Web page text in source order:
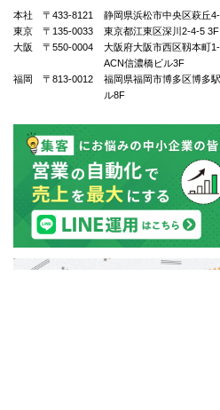
本社 〒433-8121
静岡県浜松市中央区萩丘
東京 〒135-0033
東京都江東区深川2-4-5 3F
大阪 〒550-0004
⼤阪府⼤阪市⻄区靱本町
ACN信濃橋ビル3F
福岡 〒813-0012
福岡県福岡市博多区博多
ル8F